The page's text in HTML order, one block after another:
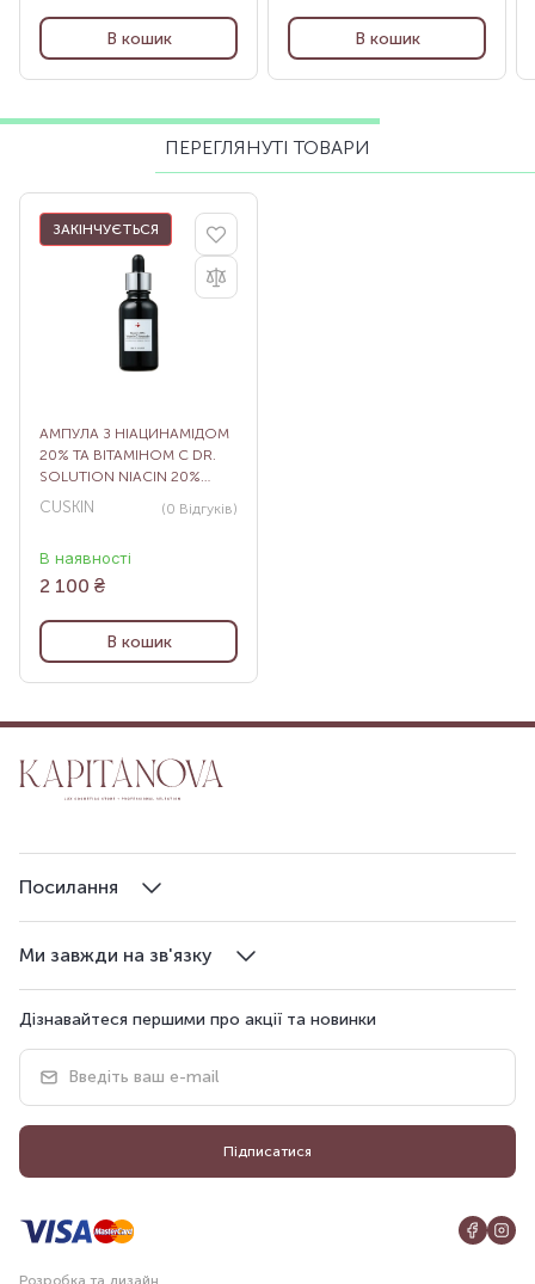
В кошик В кошик
ПЕРЕГЛЯНУТІ ТОВАРИ
ЗАКІНЧУЄТЬСЯ
АМПУЛА З НІАЦИНАМІДОМ
20% ТА ВІТАМІНОМ С DR.
SOLUTION NIACIN 20%
VITAMIN C AMPOULE, 30 Г
CUSKIN (0 Відгуків)
В наявності
2 100 ₴
В кошик
Ми завжди на зв'язку
Посилання
Дізнавайтеся першими про акції та новинки
Підписатися
Розробка та дизайн